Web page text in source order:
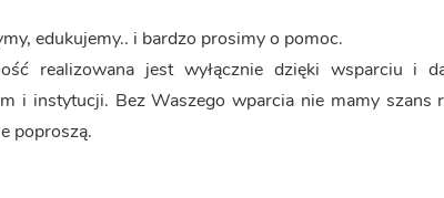
edukujemy.. i bardzo prosimy o pomoc.
realizowana jest wyłącznie dzięki wsparciu i
i instytucji. Bez Waszego wparcia nie mamy szans
poproszą.